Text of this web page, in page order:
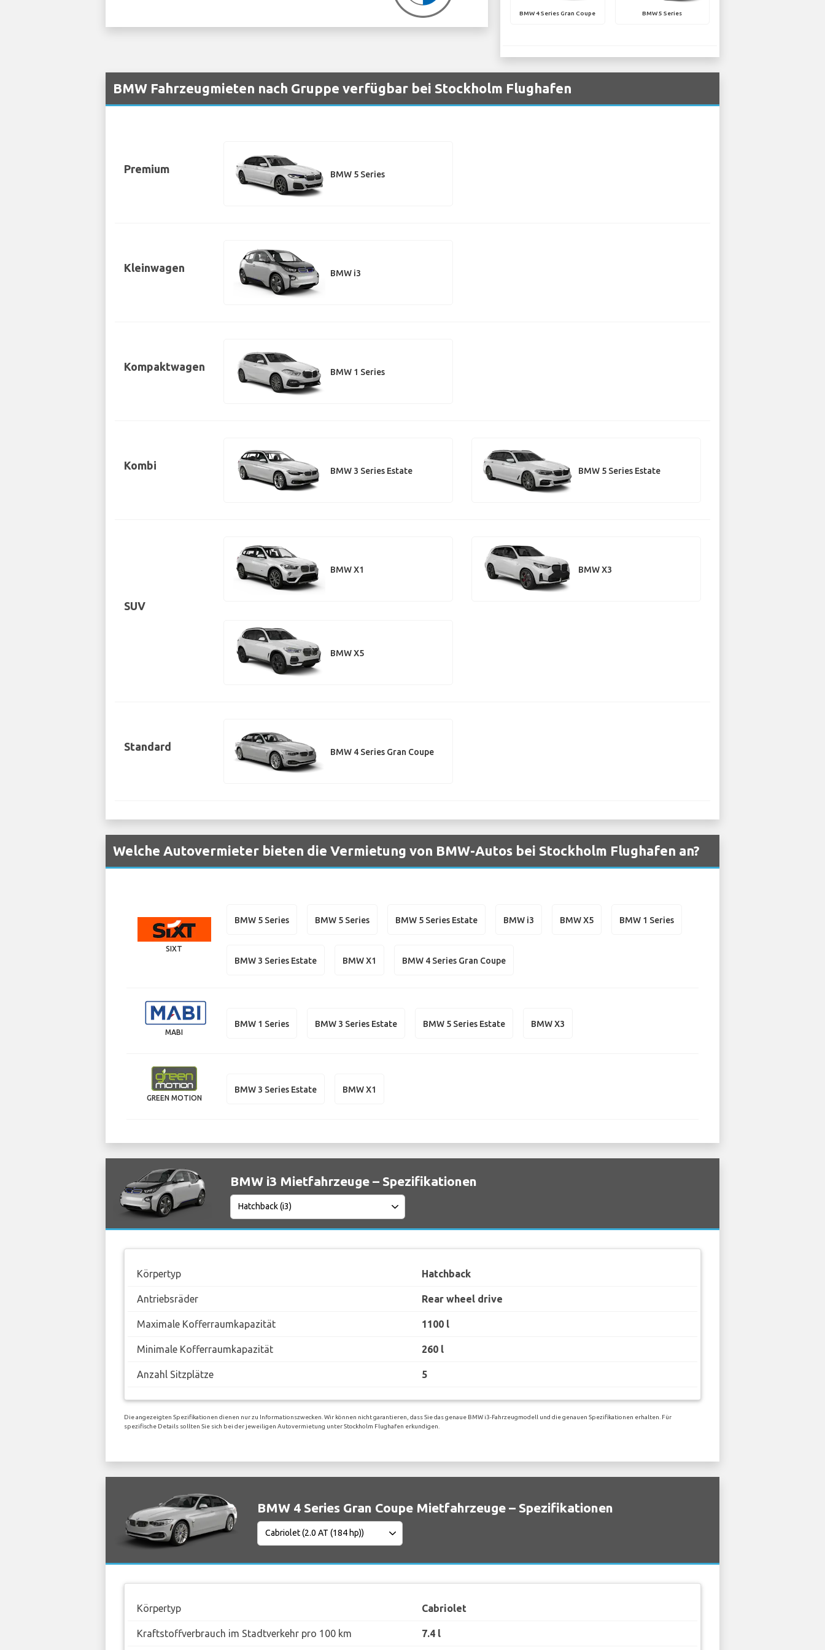
BMW 4 Series Gran Coupe BMW 5 Series
BMW Fahrzeugmieten nach Gruppe verfügbar bei Stockholm Flughafen
Premium BMW 5 Series
Kleinwagen BMW i3
Kompaktwagen BMW 1 Series
Kombi BMW 3 Series Estate BMW 5 Series Estate
SUV
BMW X1 BMW X3
BMW X5
Standard BMW 4 Series Gran Coupe
Welche Autovermieter bieten die Vermietung von BMW-Autos bei Stockholm Flughafen an?
SIXT
BMW 5 Series BMW 5 Series BMW 5 Series Estate BMW i3 BMW X5 BMW 1 Series
BMW 3 Series Estate BMW X1 BMW 4 Series Gran Coupe
MABI
BMW 1 Series BMW 3 Series Estate BMW 5 Series Estate BMW X3
GREEN MOTION
BMW 3 Series Estate BMW X1
BMW i3 Mietfahrzeuge – Spezifikationen
Körpertyp Hatchback
Antriebsräder Rear wheel drive
Maximale Kofferraumkapazität 1100 l
Minimale Kofferraumkapazität 260 l
Anzahl Sitzplätze 5
Die angezeigten Spezifikationen dienen nur zu Informationszwecken. Wir können nicht garantieren, dass Sie das genaue BMW i3-Fahrzeugmodell und die genauen Spezifikationen erhalten. Für
spezifische Details sollten Sie sich bei der jeweiligen Autovermietung unter Stockholm Flughafen erkundigen.
BMW 4 Series Gran Coupe Mietfahrzeuge – Spezifikationen
Körpertyp Cabriolet
Kraftstoffverbrauch im Stadtverkehr pro 100 km 7.4 l